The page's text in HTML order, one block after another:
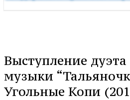
Выступление
музыки
Угольные Копи